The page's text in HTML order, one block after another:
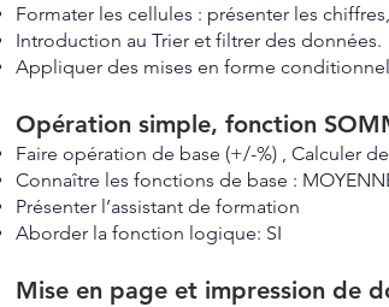
Formater les cellules : présenter les
Introduction au Trier et filtrer des données.
Appliquer des mises en forme
Opération simple, fonction
Faire opération de base (+/-%) , Calculer
Connaître les fonctions de base :
Présenter l’assistant de formation
Aborder la fonction logique: SI
Mise en page et impression de